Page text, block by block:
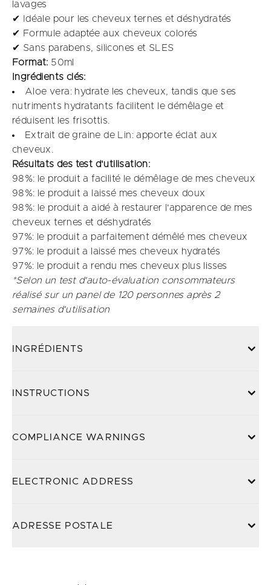
lavages
✔ Idéale pour les cheveux ternes et déshydratés
✔ Formule adaptée aux cheveux colorés
✔ Sans parabens, silicones et SLES
Format: 50ml
Ingrédients clés:
Aloe vera: hydrate les cheveux, tandis que ses
nutriments hydratants facilitent le démêlage et
réduisent les frisottis.​
Extrait de graine de Lin: apporte éclat aux
cheveux.
Résultats des test d'utilisation:
98%: le produit a facilité le démêlage de mes cheveux​
98%: le produit a laissé mes cheveux doux​
98%: le produit a aidé à restaurer l'apparence de mes
cheveux ternes et déshydratés​
97%: le produit a parfaitement démêlé mes cheveux
97%: le produit a laissé mes cheveux hydratés​
97%: le produit a rendu mes cheveux plus lisses​
*Selon un test d'auto-évaluation consommateurs
réalisé sur un panel de 120 personnes après 2
semaines d'utilisation
INGRÉDIENTS
INSTRUCTIONS
COMPLIANCE WARNINGS
ELECTRONIC ADDRESS
ADRESSE POSTALE